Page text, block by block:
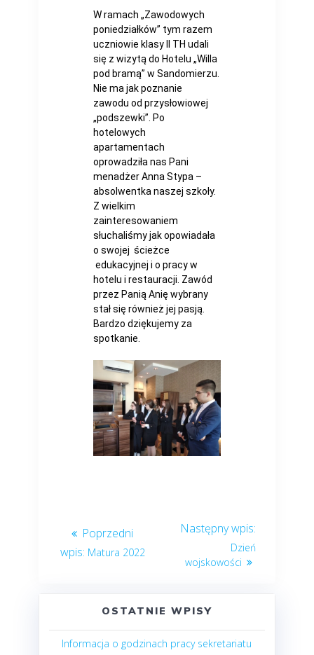
W ramach „Zawodowych
poniedziałków” tym razem
uczniowie klasy II TH udali
się z wizytą do Hotelu „Willa
pod bramą” w Sandomierzu.
Nie ma jak poznanie
zawodu od przysłowiowej
„podszewki”. Po
hotelowych
apartamentach
oprowadziła nas Pani
menadżer Anna Stypa –
absolwentka naszej szkoły.
Z wielkim
zainteresowaniem
słuchaliśmy jak opowiadała
o swojej ścieżce
edukacyjnej i o pracy w
hotelu i restauracji. Zawód
przez Panią Anię wybrany
stał się również jej pasją.
Bardzo dziękujemy za
spotkanie.
Matura 2022
Dzień
wojskowości
OSTATNIE WPISY
Informacja o godzinach pracy sekretariatu